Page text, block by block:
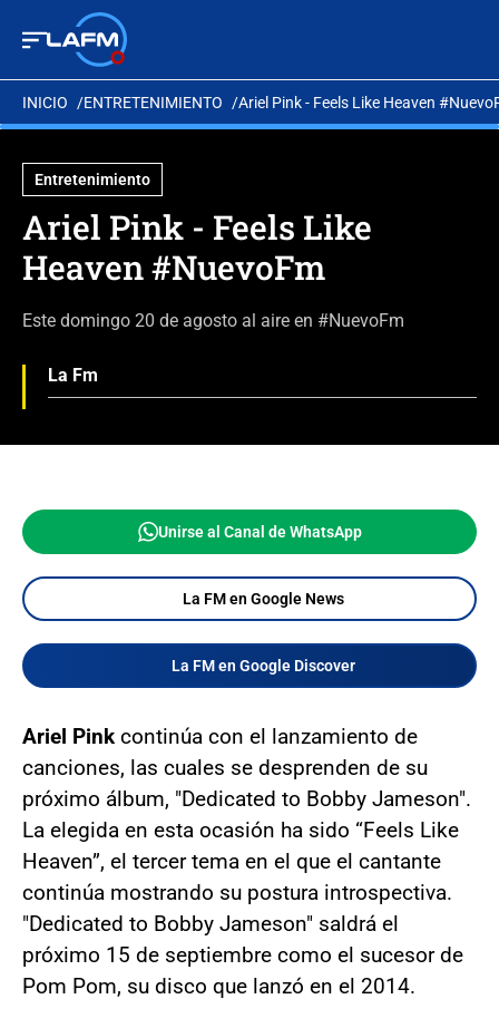
INICIO ENTRETENIMIENTO Ariel Pink - Feels Like Heaven
Entretenimiento
Ariel Pink - Feels Like
Heaven #NuevoFm
Este domingo 20 de agosto al aire en #NuevoFm
La Fm
Unirse al Canal de WhatsApp
La FM en Google News
La FM en Google Discover
Ariel Pink continúa con el lanzamiento de
canciones, las cuales se desprenden de su
próximo álbum, "Dedicated to Bobby Jameson".
La elegida en esta ocasión ha sido “Feels Like
Heaven”, el tercer tema en el que el cantante
continúa mostrando su postura introspectiva.
"Dedicated to Bobby Jameson" saldrá el
próximo 15 de septiembre como el sucesor de
Pom Pom, su disco que lanzó en el 2014.